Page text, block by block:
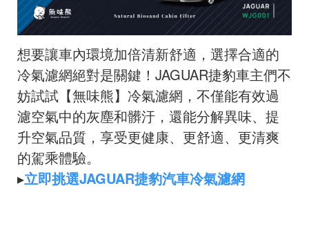
想要讓車內環境加倍清新舒適，選擇合適的
冷氣濾網絕對是關鍵！JAGUAR捷豹車主們不
妨試試【無味熊】冷氣濾網，不僅能有效過
濾空氣中的灰塵和髒汙，還能分解異味、提
升空氣品質，享受更健康、更舒適、更清爽
的駕乘體驗。
▸立即挑選JAGUAR捷豹汽車冷氣濾網